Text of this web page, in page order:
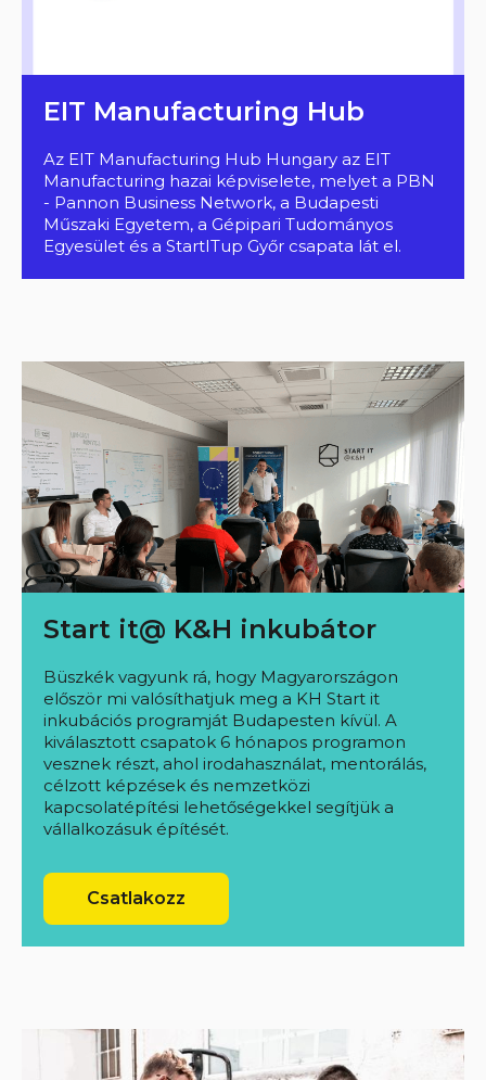
EIT Manufacturing Hub
Az EIT Manufacturing Hub Hungary az EIT
Manufacturing hazai képviselete, melyet a PBN
- Pannon Business Network, a Budapesti
Műszaki Egyetem, a Gépipari Tudományos
Egyesület és a StartITup Győr csapata lát el.
Start it@ K&H inkubátor
Büszkék vagyunk rá, hogy Magyarországon
először mi valósíthatjuk meg a KH Start it
inkubációs programját Budapesten kívül. A
kiválasztott csapatok 6 hónapos programon
vesznek részt, ahol irodahasználat, mentorálás,
célzott képzések és nemzetközi
kapcsolatépítési lehetőségekkel segítjük a
vállalkozásuk építését.
Csatlakozz